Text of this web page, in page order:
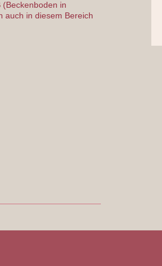
in
auch in diesem Bereich